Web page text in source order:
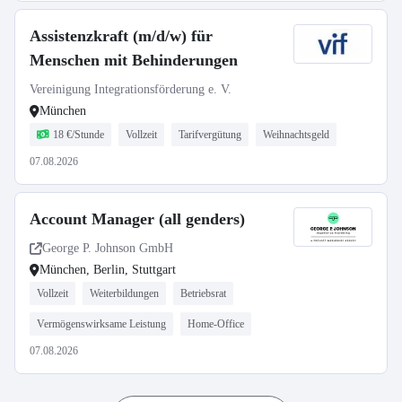
Assistenzkraft (m/d/w) für
Menschen mit Behinderungen
Vereinigung Integrationsförderung e. V.
München
18 €/Stunde Vollzeit Tarifvergütung Weihnachtsgeld
07.08.2026
Account Manager (all genders)
George P. Johnson GmbH
München, Berlin, Stuttgart
Vollzeit Weiterbildungen Betriebsrat
Vermögenswirksame Leistung Home-Office
07.08.2026